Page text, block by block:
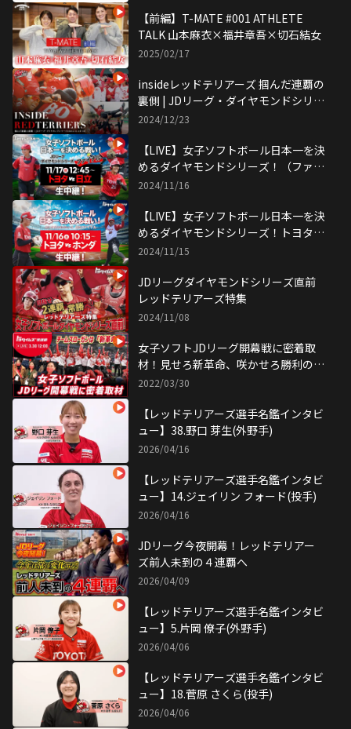
【前編】T-MATE #001 ATHLETE
TALK 山本麻衣×福井章吾×切石結女
2025/02/17
insideレッドテリアーズ 掴んだ連覇の
裏側 | JDリーグ・ダイヤモンドシリー
ズ【24年11月16日~18日】
2024/12/23
【LIVE】女子ソフトボール日本一を決
めるダイヤモンドシリーズ！（ファイ
ナル）
2024/11/16
【LIVE】女子ソフトボール日本一を決
めるダイヤモンドシリーズ！トヨタvs
ホンダ（セミファイナル）
2024/11/15
JDリーグダイヤモンドシリーズ直前
レッドテリアーズ特集
2024/11/08
女子ソフトJDリーグ開幕戦に密着取
材！見せろ新革命、咲かせろ勝利の花
立ち上がレッドテリアーズ！！
2022/03/30
【レッドテリアーズ選手名鑑インタビ
ュー】38.野口 芽生(外野手)
2026/04/16
【レッドテリアーズ選手名鑑インタビ
ュー】14.ジェイリン フォード(投手)
2026/04/16
JDリーグ今夜開幕！レッドテリアー
ズ前人未到の４連覇へ
2026/04/09
【レッドテリアーズ選手名鑑インタビ
ュー】5.片岡 僚子(外野手)
2026/04/06
【レッドテリアーズ選手名鑑インタビ
ュー】18.菅原 さくら(投手)
2026/04/06